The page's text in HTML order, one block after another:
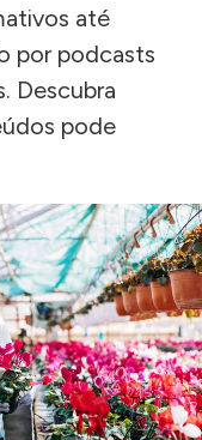
até
por podcasts
Descubra
pode